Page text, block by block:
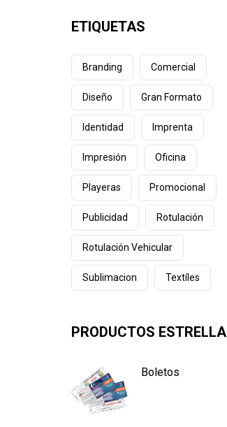
ETIQUETAS
Branding Comercial
Diseño Gran Formato
Identidad Imprenta
Impresión Oficina
Playeras Promocional
Publicidad Rotulación
Rotulación Vehicular
Sublimacion Textíles
PRODUCTOS ESTRELLA
Boletos